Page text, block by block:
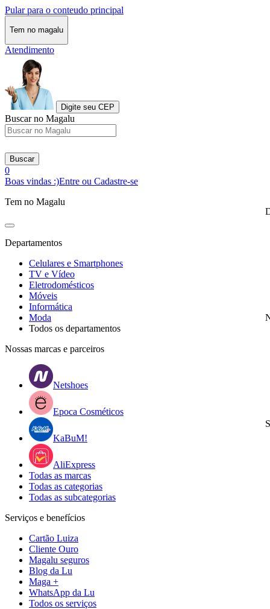
Pular para o conteudo principal
Tem no magalu
Atendimento
Digite seu CEP
Buscar no Magalu
Buscar
0
Boas vindas :)Entre ou Cadastre-se
Tem no Magalu
Departamentos
Celulares e Smartphones
TV e Vídeo
Eletrodomésticos
Móveis
Informática
Moda
Todos os departamentos
Nossas marcas e parceiros
Netshoes
Epoca Cosméticos
KaBuM!
AliExpress
Todas as marcas
Todas as categorias
Todas as subcategorias
Serviços e benefícios
Cartão Luiza
Cliente Ouro
Magalu seguros
Blog da Lu
Maga +
WhatsApp da Lu
Todos os serviços